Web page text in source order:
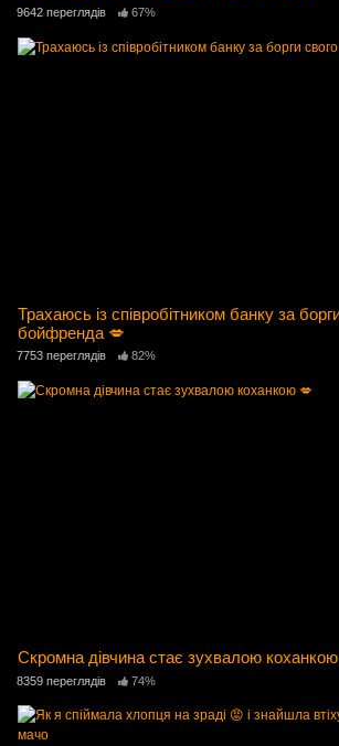
9642 переглядів 67%
Трахаюсь із співробітником банку за
бойфренда 💋
7753 переглядів 82%
Скромна дівчина стає зухвалою
8359 переглядів 74%